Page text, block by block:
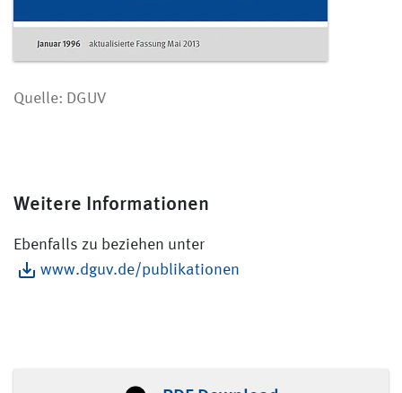
Quelle: DGUV
Weitere Informationen
Ebenfalls zu beziehen unter
www.dguv.de/publikationen